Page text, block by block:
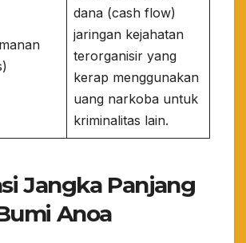
dana (cash flow)
jaringan kejahatan
terorganisir yang
kerap menggunakan
uang narkoba untuk
kriminalitas lain.
Jangka Panjang
Anoa